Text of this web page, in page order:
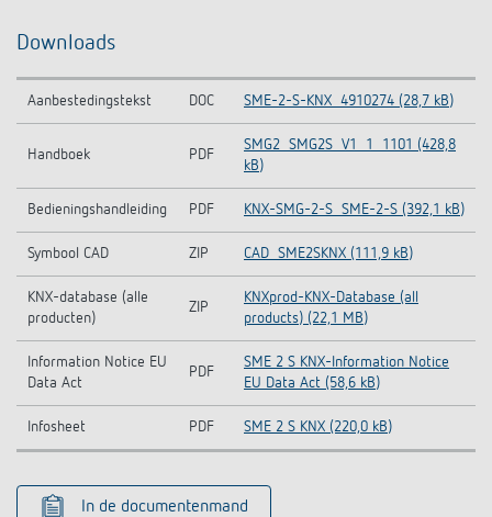
Downloads
Aanbestedingstekst DOC SME-2-S-KNX_4910274 (28,7 kB)
Handboek PDF
SMG2_SMG2S_V1_1_1101 (428,8
kB)
Bedieningshandleiding PDF KNX-SMG-2-S_SME-2-S (392,1 kB)
Symbool CAD ZIP CAD_SME2SKNX (111,9 kB)
KNX-database (alle
producten)
ZIP
KNXprod-KNX-Database (all
products) (22,1 MB)
Information Notice EU
Data Act
PDF
SME 2 S KNX-Information Notice
EU Data Act (58,6 kB)
Infosheet PDF SME 2 S KNX (220,0 kB)
In de documentenmand